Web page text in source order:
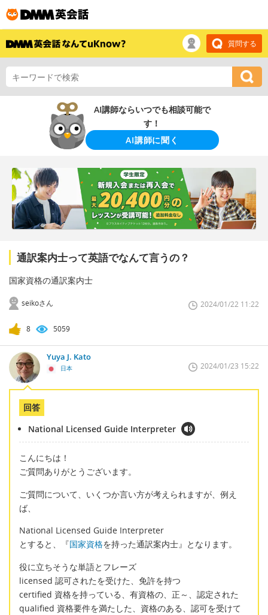
質問する
AI講師ならいつでも相談可能で
す！
AI講師に聞く
通訳案内士って英語でなんて言うの？
国家資格の通訳案内士
seikoさん 2024/01/22 11:22
8 5059
Yuya J. Kato
日本 2024/01/23 15:22
回答
National Licensed Guide Interpreter
こんにちは！
ご質問ありがとうございます。
ご質問について、いくつか言い方が考えられますが、例え
ば、
National Licensed Guide Interpreter
とすると、『国家資格を持った通訳案内士』となります。
役に立ちそうな単語とフレーズ
licensed 認可されたを受けた、免許を持つ
certified 資格を持っている、有資格の、正～、認定された
qualified 資格要件を満たした、資格のある、認可を受けて